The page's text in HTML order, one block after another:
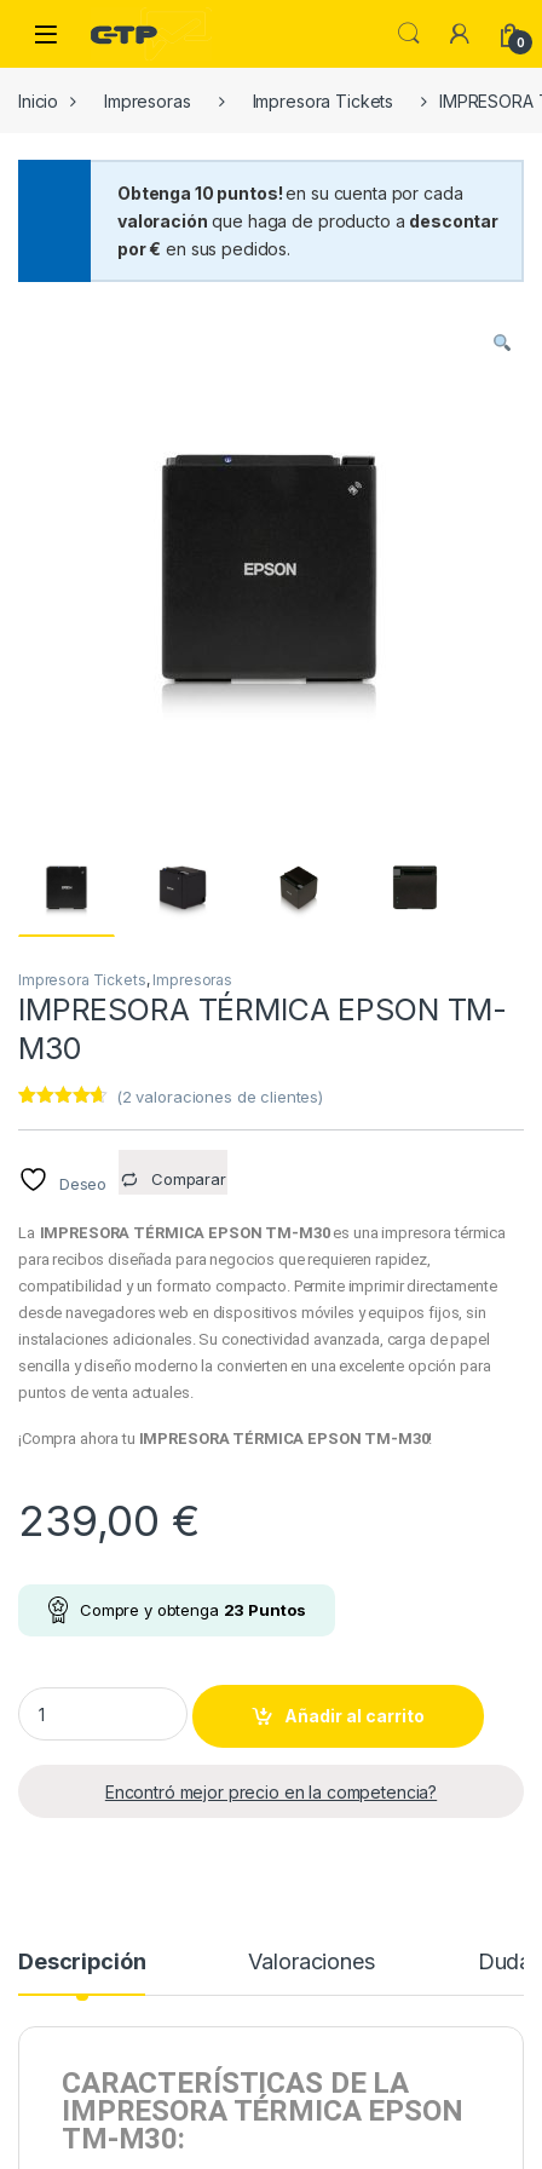
Saltar a la navegación
Saltar al contenido
Open 0
Inicio Impresoras Impresora Tickets
Obtenga 10 puntos!en su cuenta por cada
valoración que haga de producto a descontar
por € en sus pedidos.
Impresora Tickets, Impresoras
IMPRESORA TÉRMICA EPSON TM-
M30
base a
valoracione
(2 valoraciones de clientes)
Deseo Comparar
La IMPRESORA TÉRMICA EPSON TM-M30es una impresora térmica
para recibos diseñada para negocios que requieren rapidez,
compatibilidad y un formato compacto. Permite imprimir directamente
desde navegadores web en dispositivos móviles y equipos fijos, sin
instalaciones adicionales. Su conectividad avanzada, carga de papel
sencilla y diseño moderno la convierten en una excelente opción para
puntos de venta actuales.
¡Compra ahora tu IMPRESORA TÉRMICA EPSON TM-M30!
239,00 €
Compre y obtenga 23 Puntos
IMPRESORA TÉRMICA EPSON TM-M30 quantity
Añadir al carrito
Encontró mejor precio en la competencia?
Descripción Valoraciones Dudas
CARACTERÍSTICAS DE LA
IMPRESORA TÉRMICA EPSON
TM-M30: